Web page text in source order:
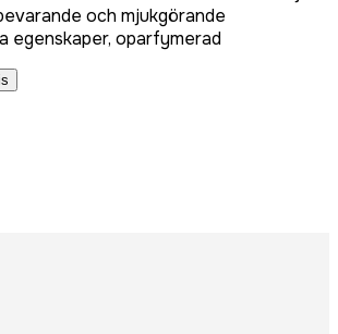
och mjukgörande
egenskaper, oparfymerad